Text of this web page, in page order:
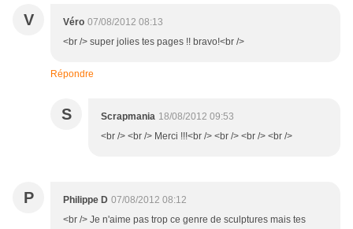
V Véro 07/08/2012 08:13
<br /> super jolies tes pages !! bravo!<br />
Répondre
S Scrapmania 18/08/2012 09:53
<br /> <br /> Merci !!!<br /> <br /> <br /> <br />
P Philippe D 07/08/2012 08:12
<br /> Je n'aime pas trop ce genre de sculptures mais tes